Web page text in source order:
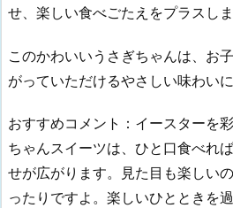
せ、楽しい食べごたえをプラスしま
このかわいいうさぎちゃんは、お
がっていただけるやさしい味わい
おすすめコメント：イースターを
ちゃんスイーツは、ひと口食べれ
せが広がります。見た目も楽しい
ったりですよ。楽しいひとときを